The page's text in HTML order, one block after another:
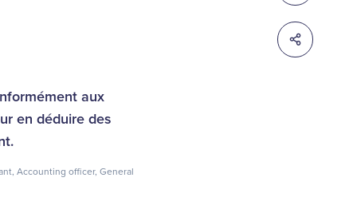
aux
en déduire des
Accounting officer, General
Partager